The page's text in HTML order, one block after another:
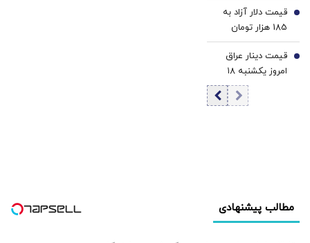
کاهش قیمت دلار و
یورو
قیمت دلار آزاد به
185 هزار تومان
رسید
6
قیمت دینار عراق
امروز یکشنبه ۱۸
مرداد 1405/ افزایش
قیمت دینار
7
مطالب پیشنهادی